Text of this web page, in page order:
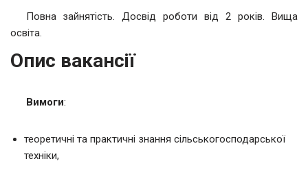
Повна зайнятість. Досвід роботи від 2 років. Вища
освіта.
Опис вакансії
Вимоги:
теоретичні та практичні знання сільськогосподарської
техніки,